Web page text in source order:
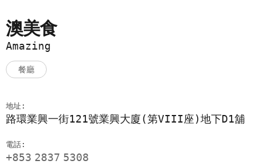
澳美食
Amazing
餐廳
地址:
路環業興一街121號業興大廈(第VIII座)地下D1舖
電話:
+853 2837 5308